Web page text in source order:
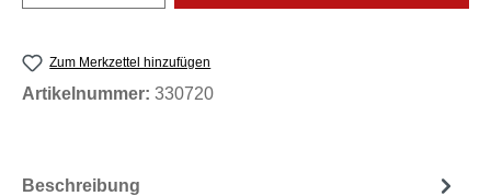
Zum Merkzettel hinzufügen
Artikelnummer: 330720
Beschreibung